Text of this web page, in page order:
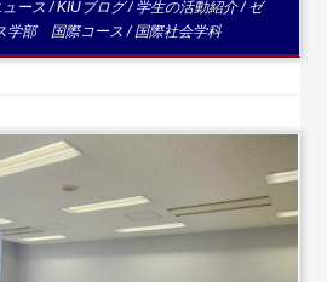
ュース/KIUブログ/学生の活動紹介/ゼ
学部 国際コース/国際社会学科